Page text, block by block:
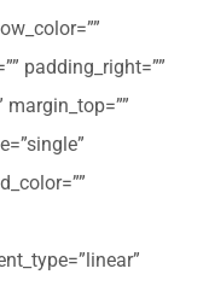
padding_right=””